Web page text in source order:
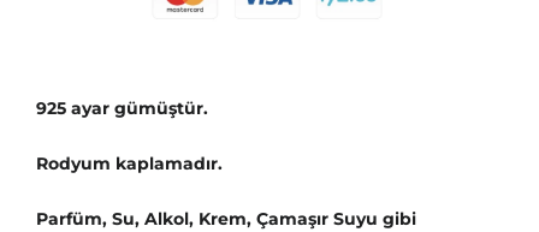
925 ayar gümüştür.
Rodyum kaplamadır.
Parfüm, Su, Alkol, Krem, Çamaşır Suyu gibi